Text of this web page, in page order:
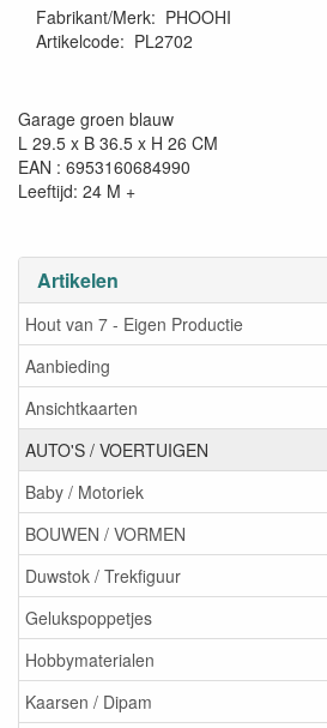
Artikelen
Hout van 7 - Eigen Productie
Aanbieding
Ansichtkaarten
AUTO'S / VOERTUIGEN
Baby / Motoriek
BOUWEN / VORMEN
Duwstok / Trekfiguur
Gelukspoppetjes
Hobbymaterialen
Kaarsen / Dipam
Fabrikant/Merk: PHOOHI
Artikelcode: PL2702
Garage groen blauw
L 29.5 x B 36.5 x H 26 CM
EAN : 6953160684990
Leeftijd: 24 M +